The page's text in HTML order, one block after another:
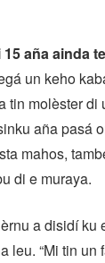
aña ainda
un keho
tin molèster
aña pasá
mahos,
di e muraya.
a disidí ku
leu. “Mi tin